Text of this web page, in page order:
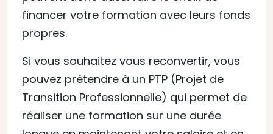
financer votre formation avec leurs fonds
propres.
Si vous souhaitez vous reconvertir, vous
pouvez prétendre à un PTP (Projet de
Transition Professionnelle) qui permet de
réaliser une formation sur une durée